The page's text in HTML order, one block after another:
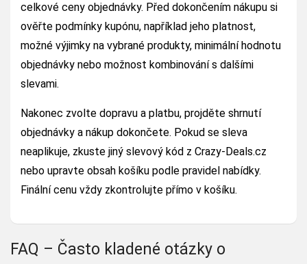
celkové ceny objednávky. Před dokončením nákupu si
ověřte podmínky kupónu, například jeho platnost,
možné výjimky na vybrané produkty, minimální hodnotu
objednávky nebo možnost kombinování s dalšími
slevami.
Nakonec zvolte dopravu a platbu, projděte shrnutí
objednávky a nákup dokončete. Pokud se sleva
neaplikuje, zkuste jiný slevový kód z Crazy-Deals.cz
nebo upravte obsah košíku podle pravidel nabídky.
Finální cenu vždy zkontrolujte přímo v košíku.
FAQ – Často kladené otázky o